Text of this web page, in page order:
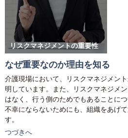
リスクマネジメントの重要性
なぜ重要なのか理由を知る
介護現場において、リスクマネジメン
明しています。また、リスクマネジメ
はなく、行う側のためでもあることに
不幸にならないためにも、組織をあげ
す。
つづきへ